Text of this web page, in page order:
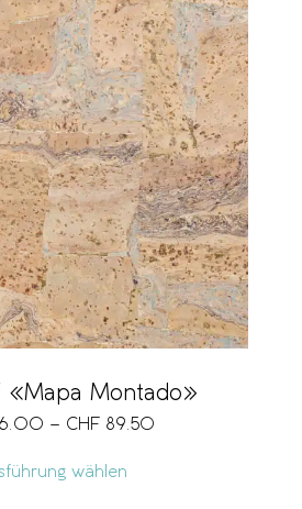
«Mapa Montado»
– CHF 89.50
wählen